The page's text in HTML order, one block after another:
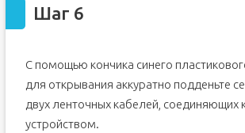
Шаг 6
С помощью кончика синего
для открывания аккуратно подденьте
двух ленточных кабелей, соединяющих
устройством.